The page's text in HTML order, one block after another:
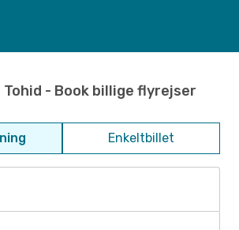
- Book billige flyrejser
Enkeltbillet